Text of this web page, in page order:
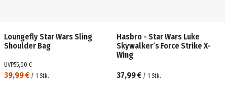
Loungefly Star Wars Sling
Shoulder Bag
39,99 € / 1 Stk.
UVP55,00 €
Hasbro - Star Wars Luke
Skywalker’s Force Strike X-
Wing
37,99 € / 1 Stk.